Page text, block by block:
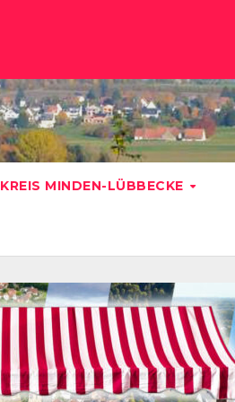
KREIS MINDEN-LÜBBECKE